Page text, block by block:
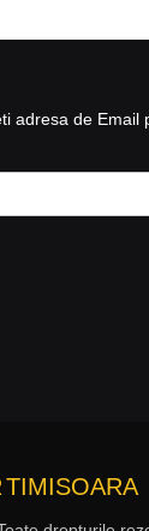
adresa de Email
TIMISOARA